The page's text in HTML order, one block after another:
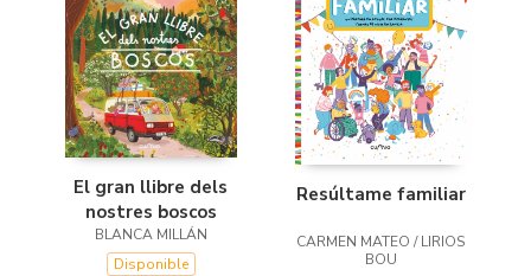
El gran llibre dels
nostres boscos
BLANCA MILLÁN
Disponible
Resúltame familiar
CARMEN MATEO / LIRIOS
BOU